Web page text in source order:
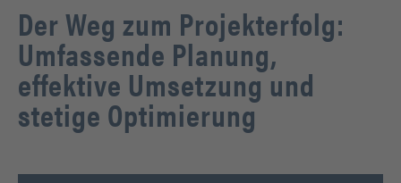
Der Weg zum Projekterfolg:
Umfassende Planung,
effektive Umsetzung und
stetige Optimierung